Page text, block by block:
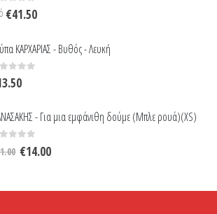
of 5
€41.50
ΚΑΡΧΑΡΙΑΣ - Βυθός - Λευκή
of 5
- Για μια εμφάνιθη δούμε (Μπλε ρουά)(XS)
of 5
Original
€21.00.
€14.00Η
είναι: